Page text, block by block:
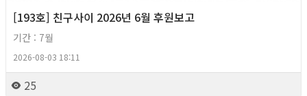
[193호] 친구사이 2026년 6월 후원보고
기간 : 7월
2026-08-03 18:11
25